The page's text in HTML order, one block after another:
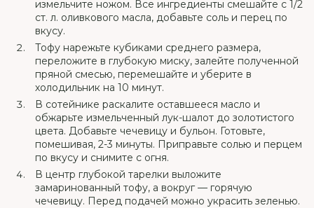
измельчите ножом. Все ингредиенты смешайте с 1/2
ст. л. оливкового масла, добавьте соль и перец по
вкусу.
Тофу нарежьте кубиками среднего размера,
переложите в глубокую миску, залейте полученной
пряной смесью, перемешайте и уберите в
холодильник на 10 минут.
В сотейнике раскалите оставшееся масло и
обжарьте измельченный лук-шалот до золотистого
цвета. Добавьте чечевицу и бульон. Готовьте,
помешивая, 2-3 минуты. Приправьте солью и перцем
по вкусу и снимите с огня.
В центр глубокой тарелки выложите
замаринованный тофу, а вокруг — горячую
чечевицу. Перед подачей можно украсить зеленью.